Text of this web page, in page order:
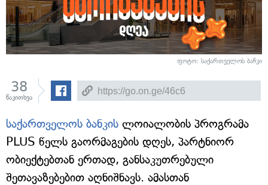
ფოტო: საქართველოს ბანკი
38
წაკითხვა
საქართველოს ბანკის ლოიალობის პროგრამა
PLUS წელს გაორმაგების დღეს, პარტნიორ
ობიექტებთან ერთად, განსაკუთრებული
შეთავაზებებით აღნიშნავს. ამასთან